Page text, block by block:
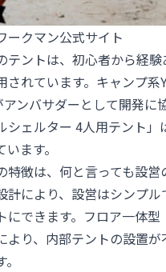
ークマン公式サイト
テントは、初心者から経
されています。キャンプ
ンバサダーとして開発に
シェルター 4人用テント」
ます。
特徴は、何と言っても設営
計により、設営はシンプ
にできます。フロア一体型
より、内部テントの設置